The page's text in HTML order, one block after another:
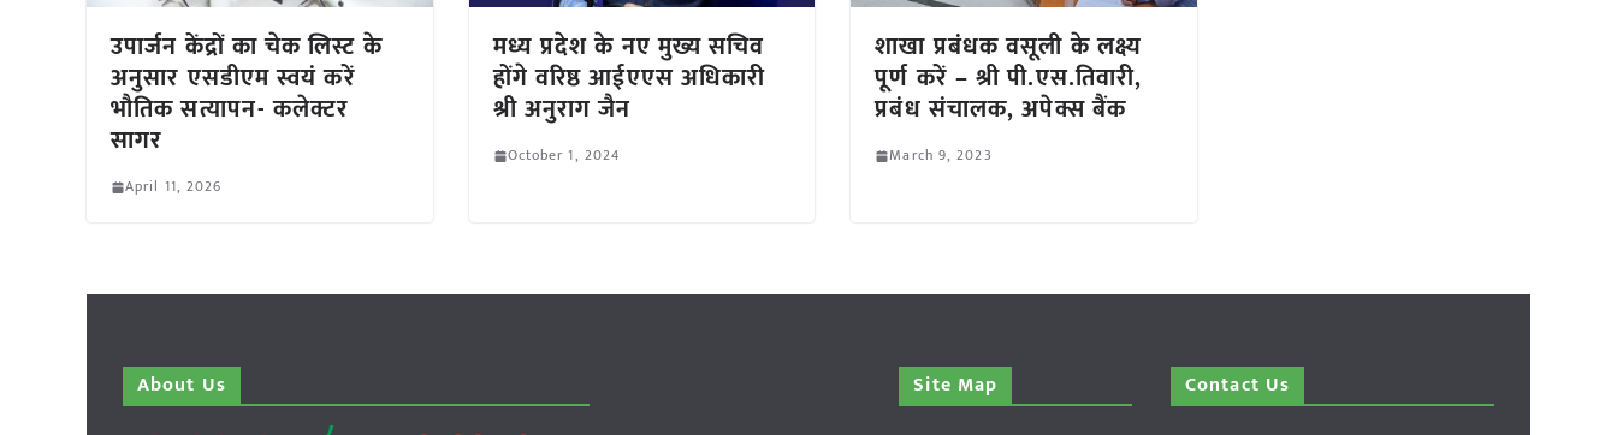
उपार्जन केंद्रों का चेक लिस्ट के
अनुसार एसडीएम स्वयं करें
भौतिक सत्यापन- कलेक्टर
सागर
April 11, 2026
मध्य प्रदेश के नए मुख्य सचिव
होंगे वरिष्ठ आईएएस अधिकारी
श्री अनुराग जैन
October 1, 2024
शाखा प्रबंधक वसूली के लक्ष्य
पूर्ण करें – श्री पी.एस.तिवारी,
प्रबंध संचालक, अपेक्स बैंक
March 9, 2023
About Us Site Map Contact Us